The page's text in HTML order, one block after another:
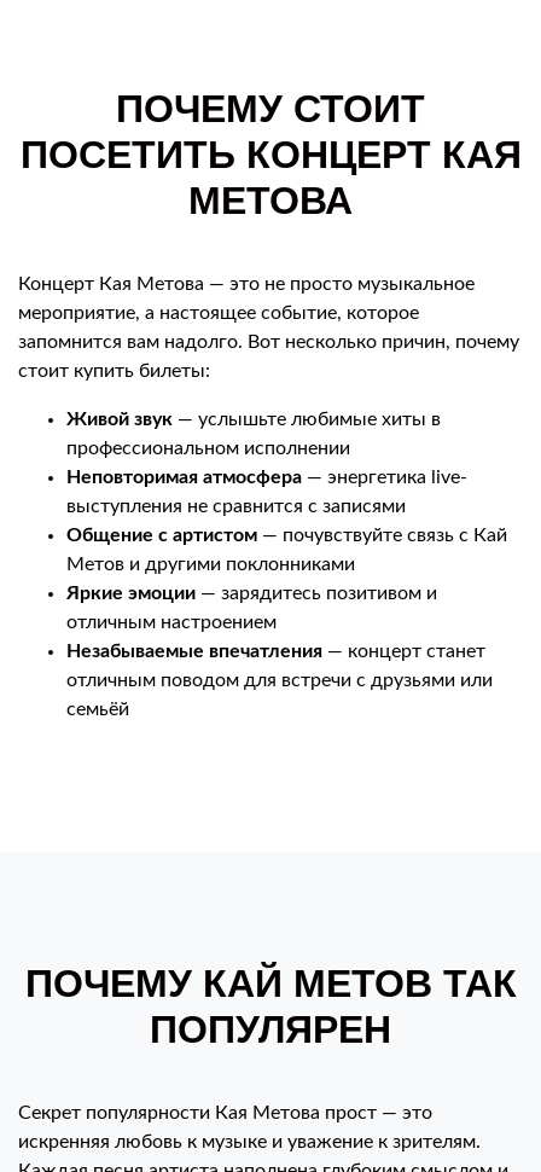
ПОЧЕМУ СТОИТ
ПОСЕТИТЬ КОНЦЕРТ КАЯ
МЕТОВА
Концерт Кая Метова — это не просто музыкальное
мероприятие, а настоящее событие, которое
запомнится вам надолго. Вот несколько причин, почему
стоит купить билеты:
Живой звук — услышьте любимые хиты в
профессиональном исполнении
Неповторимая атмосфера — энергетика live-
выступления не сравнится с записями
Общение с артистом — почувствуйте связь с Кай
Метов и другими поклонниками
Яркие эмоции — зарядитесь позитивом и
отличным настроением
Незабываемые впечатления — концерт станет
отличным поводом для встречи с друзьями или
семьёй
ПОЧЕМУ КАЙ МЕТОВ ТАК
ПОПУЛЯРЕН
Секрет популярности Кая Метова прост — это
искренняя любовь к музыке и уважение к зрителям.